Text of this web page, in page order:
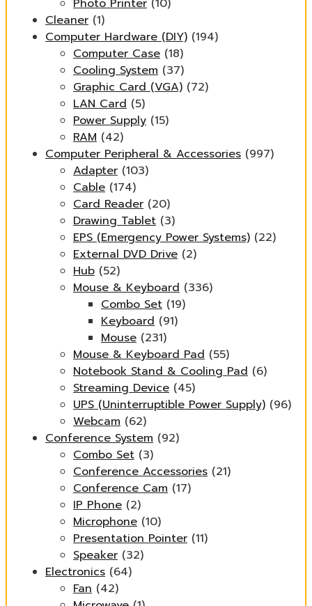
Photo Printer (10)
Cleaner (1)
Computer Hardware (DIY) (194)
Computer Case (18)
Cooling System (37)
Graphic Card (VGA) (72)
LAN Card (5)
Power Supply (15)
RAM (42)
Computer Peripheral & Accessories (997)
Adapter (103)
Cable (174)
Card Reader (20)
Drawing Tablet (3)
EPS (Emergency Power Systems) (22)
External DVD Drive (2)
Hub (52)
Mouse & Keyboard (336)
Combo Set (19)
Keyboard (91)
Mouse (231)
Mouse & Keyboard Pad (55)
Notebook Stand & Cooling Pad (6)
Streaming Device (45)
UPS (Uninterruptible Power Supply) (96)
Webcam (62)
Conference System (92)
Combo Set (3)
Conference Accessories (21)
Conference Cam (17)
IP Phone (2)
Microphone (10)
Presentation Pointer (11)
Speaker (32)
Electronics (64)
Fan (42)